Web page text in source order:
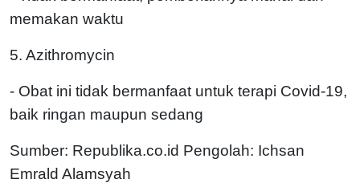
memakan waktu
5. Azithromycin
- Obat ini tidak bermanfaat untuk terapi Covid-19,
baik ringan maupun sedang
Sumber: Republika.co.id Pengolah: Ichsan
Emrald Alamsyah